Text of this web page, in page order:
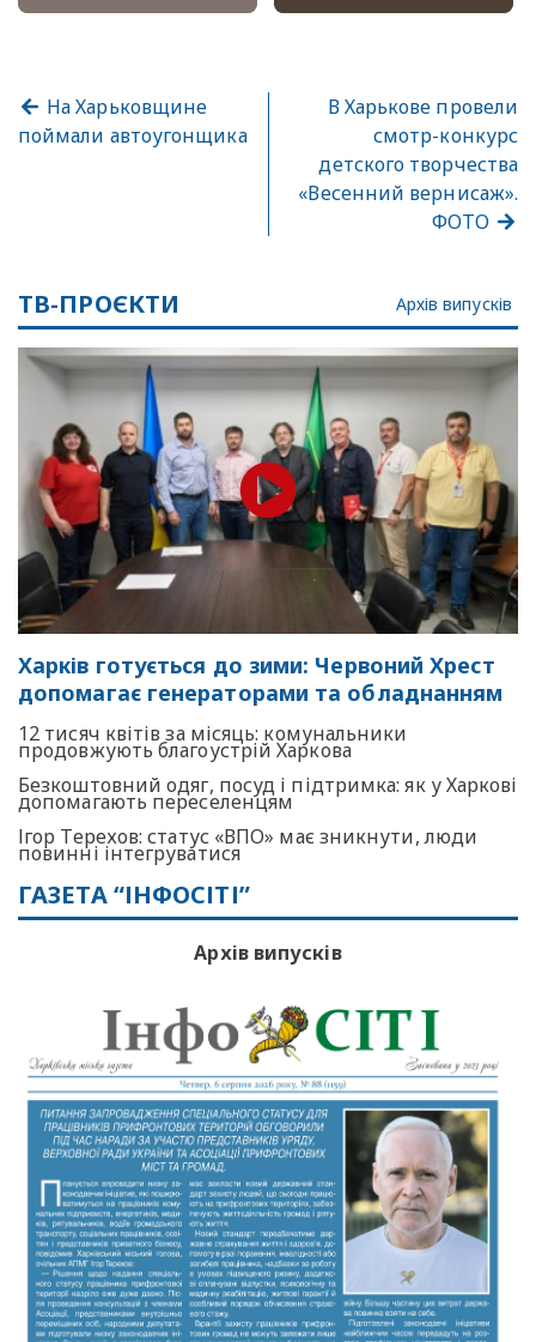
На Харьковщине
поймали автоугонщика
В Харькове провели
смотр-конкурс
детского творчества
«Весенний вернисаж».
ФОТО
ТВ-ПРОЄКТИ Архів випусків
Харків готується до зими: Червоний Хрест
допомагає генераторами та обладнанням
12 тисяч квітів за місяць: комунальники
продовжують благоустрій Харкова
Безкоштовний одяг, посуд і підтримка: як у Харкові
допомагають переселенцям
Ігор Терехов: статус «ВПО» має зникнути, люди
повинні інтегруватися
ГАЗЕТА “ІНФОСІТІ”
Архів випусків